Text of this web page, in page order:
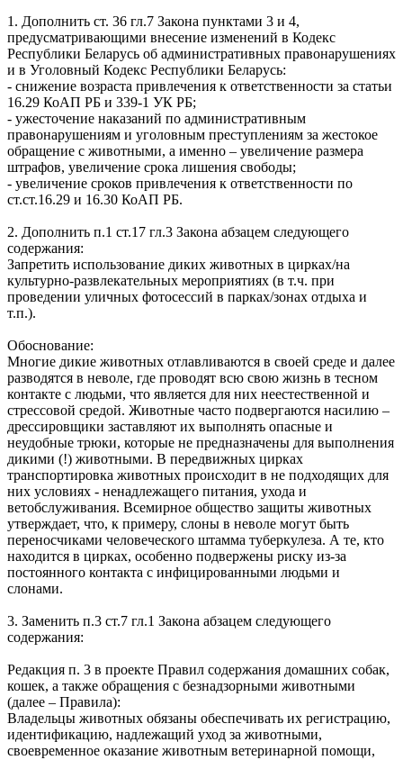
1. Дополнить ст. 36 гл.7 Закона пунктами 3 и 4,
предусматривающими внесение изменений в Кодекс
Республики Беларусь об административных правонарушениях
и в Уголовный Кодекс Республики Беларусь:
- снижение возраста привлечения к ответственности за статьи
16.29 КоАП РБ и 339-1 УК РБ;
- ужесточение наказаний по административным
правонарушениям и уголовным преступлениям за жестокое
обращение с животными, а именно – увеличение размера
штрафов, увеличение срока лишения свободы;
- увеличение сроков привлечения к ответственности по
ст.ст.16.29 и 16.30 КоАП РБ.
2. Дополнить п.1 ст.17 гл.3 Закона абзацем следующего
содержания:
Запретить использование диких животных в цирках/на
культурно-развлекательных мероприятиях (в т.ч. при
проведении уличных фотосессий в парках/зонах отдыха и
т.п.).
Обоснование:
Многие дикие животных отлавливаются в своей среде и далее
разводятся в неволе, где проводят всю свою жизнь в тесном
контакте с людьми, что является для них неестественной и
стрессовой средой. Животные часто подвергаются насилию –
дрессировщики заставляют их выполнять опасные и
неудобные трюки, которые не предназначены для выполнения
дикими (!) животными. В передвижных цирках
транспортировка животных происходит в не подходящих для
них условиях - ненадлежащего питания, ухода и
ветобслуживания. Всемирное общество защиты животных
утверждает, что, к примеру, слоны в неволе могут быть
переносчиками человеческого штамма туберкулеза. А те, кто
находится в цирках, особенно подвержены риску из-за
постоянного контакта с инфицированными людьми и
слонами.
3. Заменить п.3 ст.7 гл.1 Закона абзацем следующего
содержания:
Редакция п. 3 в проекте Правил содержания домашних собак,
кошек, а также обращения с безнадзорными животными
(далее – Правила):
Владельцы животных обязаны обеспечивать их регистрацию,
идентификацию, надлежащий уход за животными,
своевременное оказание животным ветеринарной помощи,